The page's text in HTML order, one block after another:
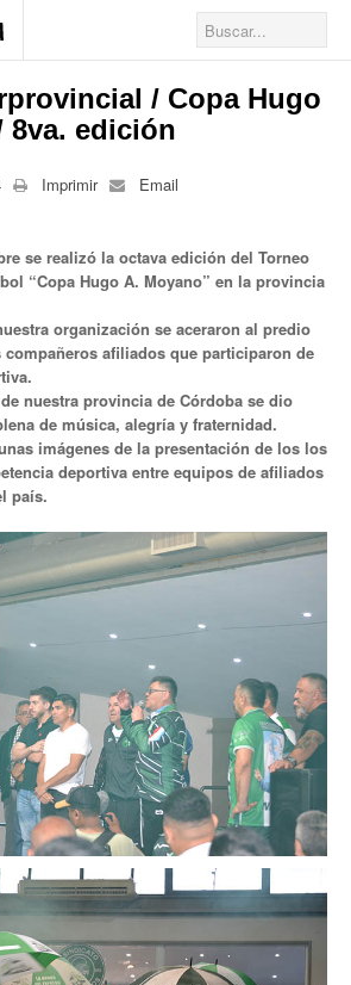
/ Copa Hugo
8va. edición
Imprimir Email
se realizó la octava edición del Torneo
“Copa Hugo A. Moyano” en la provincia
organización se aceraron al predio
compañeros afiliados que participaron de
nuestra provincia de Córdoba se dio
de música, alegría y fraternidad.
imágenes de la presentación de los los
deportiva entre equipos de afiliados
país.